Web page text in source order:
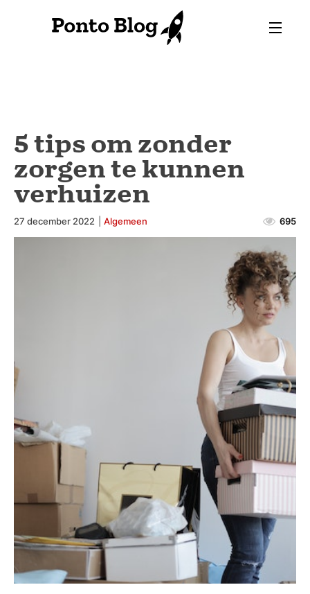
5 tips om zonder
zorgen te kunnen
verhuizen
27 december 2022 Algemeen 695